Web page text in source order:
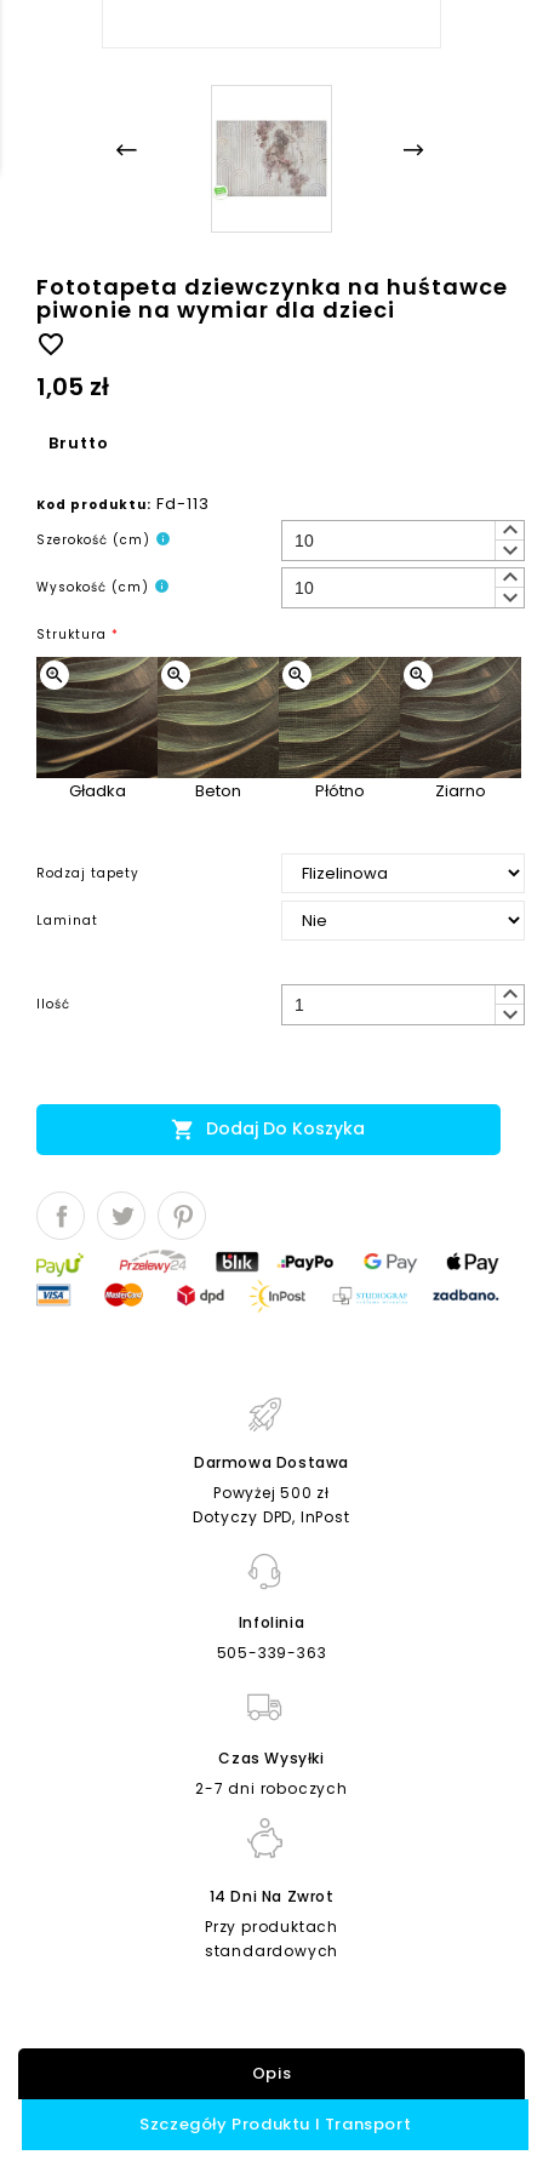
Fototapeta dziewczynka na huśtawce
piwonie na wymiar dla dzieci
favorite_border
1,05 zł
Brutto
Kod produktu: Fd-113
Szerokość (cm) info keyboard_arrow_up
keyboard_arrow_down
Wysokość (cm) info keyboard_arrow_up
keyboard_arrow_down
Struktura *
zoom_in
Gładka
zoom_in
Beton
zoom_in
Płótno
zoom_in
Ziarno
Rodzaj tapety
Laminat
Ilość keyboard_arrow_up
keyboard_arrow_down
 Dodaj Do Koszyka
Darmowa Dostawa
Powyżej 500 zł
Dotyczy DPD, InPost
Infolinia
505-339-363
Czas Wysyłki
2-7 dni roboczych
14 Dni Na Zwrot
Przy produktach
standardowych
Opis
Szczegóły Produktu I Transport